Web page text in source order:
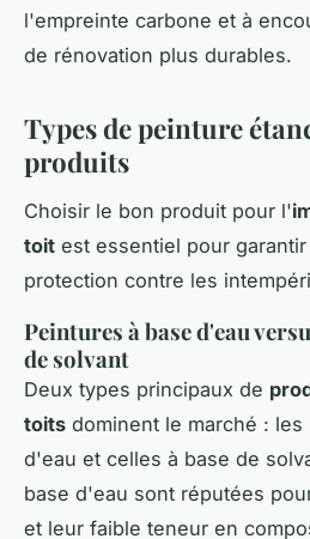
l'empreinte carbone et à
de rénovation plus durables.
Types de peinture
produits
Choisir le bon produit pour l'
toit est essentiel pour
protection contre les
Peintures à base d'eau
de solvant
Deux types principaux de
toits dominent le marché : les
d'eau et celles à base de
base d'eau sont réputées
et leur faible teneur en